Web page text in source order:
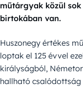
műtárgyak közül
birtokában van.
Huszonegy értékes
loptak el 125 évvel
királyságból,
hallható